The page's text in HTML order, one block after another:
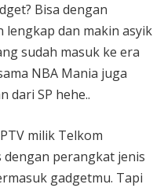
Bisa dengan
lengkap dan makin asyik
sudah masuk ke era
NBA Mania juga
dari SP hehe..
milik Telkom
perangkat jenis
gadgetmu. Tapi